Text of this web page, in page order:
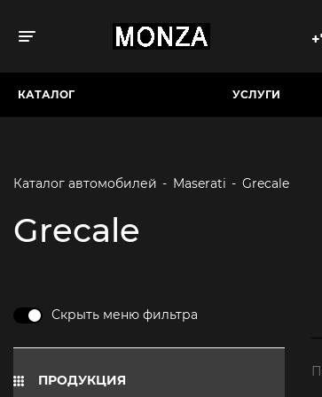
Toggle navigation
КАТАЛОГ УСЛУГИ
Каталог автомобилей - Maserati - Grecale
Grecale
Скрыть меню фильтра
ПРОДУКЦИЯ